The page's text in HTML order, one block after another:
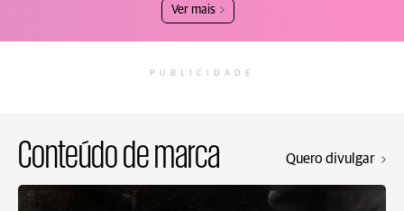
Ver mais
PUBLICIDADE
Conteúdo de marca Quero divulgar